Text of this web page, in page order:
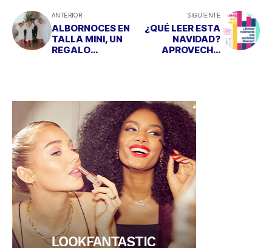
ANTERIOR
ALBORNOCES EN
TALLA MINI, UN
REGALO
SIGUIENTE
¿QUÉ LEER ESTA
NAVIDAD?
APROVECHA